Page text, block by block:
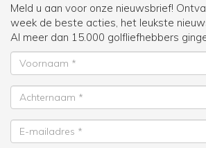
Meld u aan voor onze nieuwsbrief!
week de beste acties, het leukste
Al meer dan 15.000 golfliefhebbers
Voornaam
Achternaam
E-
mailadres